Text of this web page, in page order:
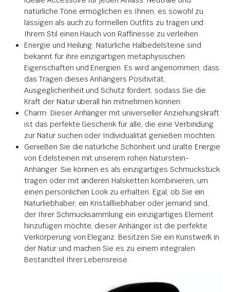
natürliche Töne ermöglichen es Ihnen, es sowohl zu
lässigen als auch zu formellen Outfits zu tragen und
Ihrem Stil einen Hauch von Raffinesse zu verleihen.
Energie und Heilung: Natürliche Halbedelsteine sind
bekannt für ihre einzigartigen metaphysischen
Eigenschaften und Energien. Es wird angenommen, dass
das Tragen dieses Anhängers Positivität,
Ausgeglichenheit und Schutz fördert, sodass Sie die
Kraft der Natur überall hin mitnehmen können.
Charm: Dieser Anhänger mit universeller Anziehungskraft
ist das perfekte Geschenk für alle, die eine Verbindung
zur Natur suchen oder Individualität genießen möchten.
Genießen Sie die natürliche Schönheit und uralte Energie
von Edelsteinen mit unserem rohen Naturstein-
Anhänger. Sie können es als einzigartiges Schmuckstück
tragen oder mit anderen Halsketten kombinieren, um
einen persönlichen Look zu erhalten. Egal, ob Sie ein
Naturliebhaber, ein Kristallliebhaber oder jemand sind,
der Ihrer Schmucksammlung ein einzigartiges Element
hinzufügen möchte, dieser Anhänger ist die perfekte
Verkörperung von Eleganz. Besitzen Sie ein Kunstwerk in
der Natur und machen Sie es zu einem integralen
Bestandteil Ihrer Lebensreise.